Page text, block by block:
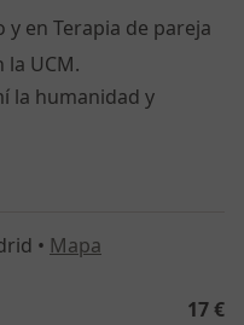
y en Terapia de pareja
la UCM.
la humanidad y
• Mapa
17 €